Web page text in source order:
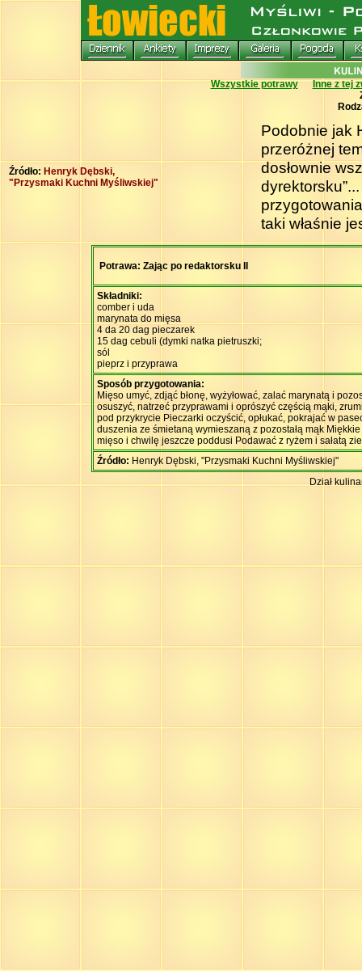
Wszystkie potrawy
Inne z tej
Źródło: Henryk Dębski,
"Przysmaki Kuchni Myśliwskiej"
Podobnie jak
przeróżnej
dosłownie
taki właśnie
Potrawa: Zając po redaktorsku II
Składniki:
comber i uda
marynata do mięsa
4 da 20 dag pieczarek
15 dag cebuli (dymki natka pietruszki;
sól
pieprz i przyprawa
Sposób przygotowania:
Mięso umyć, zdjąć błonę, wyżyłować, zalać marynatą i
osuszyć, natrzeć przyprawami i oprószyć częścią mąki,
pod przykrycie Pieczarki oczyścić, opłukać, pokrajać w
duszenia ze śmietaną wymieszaną z pozostałą mąk
mięso i chwilę jeszcze poddusi Podawać z ryżem i sałatą
Źródło: Henryk Dębski, "Przysmaki Kuchni Myśliwskiej"
Dział